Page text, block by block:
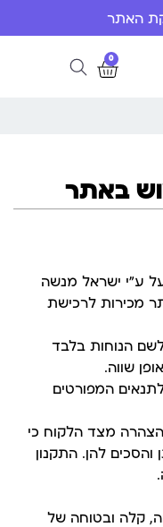
0
באתר
ע"י ישראל מנשה
מכירות לרכישת
הנוחות בלבד
שווה.
המפורטים
מצד הלקוח כי
והסכים להן. התקנון
קלה ובטוחה של